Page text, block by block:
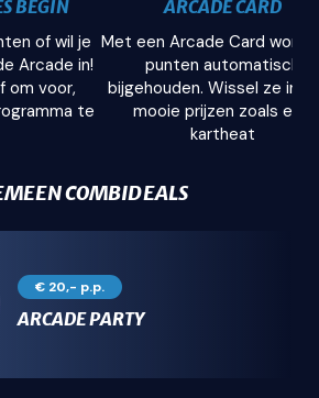
BEGIN
of wil je
Arcade in!
om voor,
te
ARCADE CARD
Met een Arcade Card
punten automatisch
bijgehouden. Wissel ze in
mooie prijzen zoals een
kartheat
COMBIDEALS
€ 20,- p.p.
ARCADE PARTY